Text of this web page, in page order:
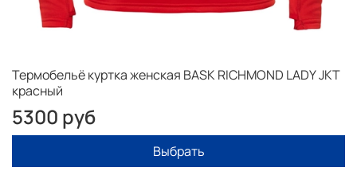
Термобельё куртка женская BASK RICHMOND LADY JKT
красный
5300 руб
Выбрать